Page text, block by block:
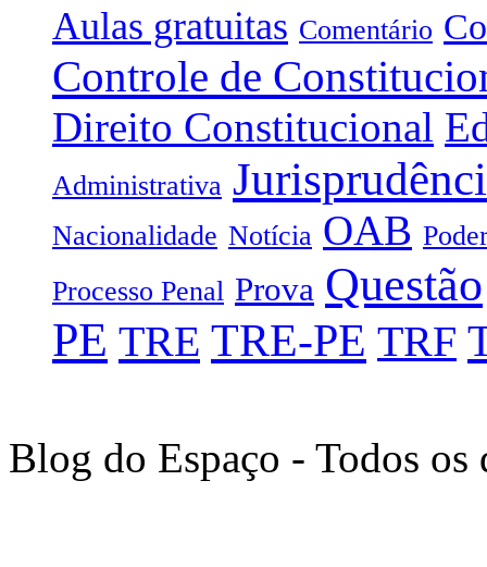
Aulas gratuitas Comentário
Controle de
Direito Constitucional
Administrativa
Nacionalidade Notícia OAB
Processo Penal Prova Questão
PE TRE TRE-PE TRF
Blog do Espaço - Todos